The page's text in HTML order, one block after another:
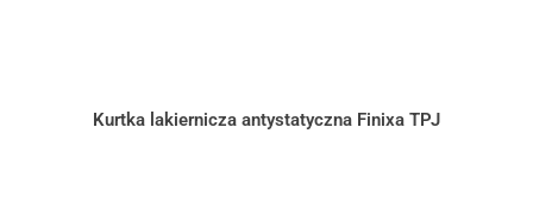
Kurtka lakiernicza antystatyczna Finixa TPJ